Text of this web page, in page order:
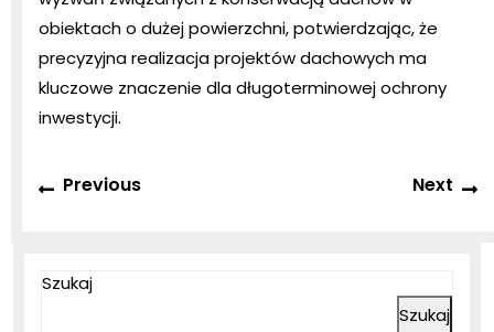
obiektach o dużej powierzchni, potwierdzając, że
precyzyjna realizacja projektów dachowych ma
kluczowe znaczenie dla długoterminowej ochrony
inwestycji.
Nawigacja
wpisu
Previous Next
Szukaj
Szukaj